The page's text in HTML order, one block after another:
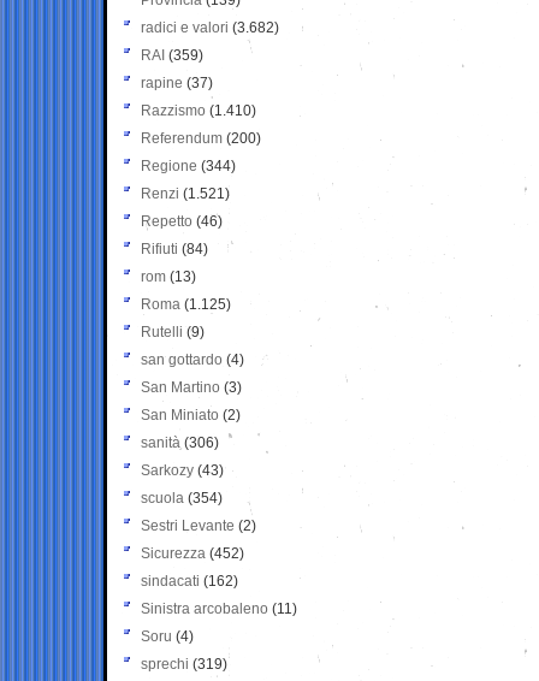
radici e valori (3.682)
RAI (359)
rapine (37)
Razzismo (1.410)
Referendum (200)
Regione (344)
Renzi (1.521)
Repetto (46)
Rifiuti (84)
rom (13)
Roma (1.125)
Rutelli (9)
san gottardo (4)
San Martino (3)
San Miniato (2)
sanità (306)
Sarkozy (43)
scuola (354)
Sestri Levante (2)
Sicurezza (452)
sindacati (162)
Sinistra arcobaleno (11)
Soru (4)
sprechi (319)